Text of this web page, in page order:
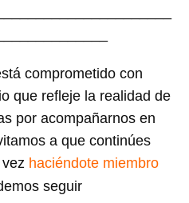
comprometido con
que refleje la realidad de
por acompañarnos en
a que continúes
haciéndote miembro
seguir